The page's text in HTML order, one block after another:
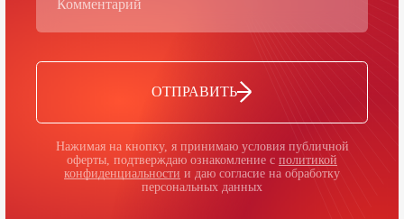
ОТПРАВИТЬ
Нажимая на кнопку, я принимаю условия публичной
оферты, подтверждаю ознакомление с политикой
конфиденциальности и даю согласие на обработку
персональных данных